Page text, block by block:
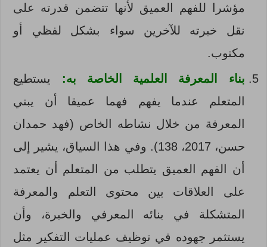
مؤشرا للفهم العميق لأنها تتضمن قدرته على
نقل خبرته للآخرين سواء بشكل لفظي أو
مكتوب.
بناء المعرفة العلمية الخاصة به:
يستطيع
المتعلم عندما يفهم فهما عميقا أن يبني
المعرفة من خلال نشاطه الخاص (فهد حمدان
حسن، 2017، 138). وفي هذا السياق، يشير إلى
أن الفهم العميق يتطلب من المتعلم أن يعتمد
على العلاقات بين محتوى التعلم والمعرفة
المتشكلة في بنائه المعرفي والخبرة، وأن
يستثمر جهوده في توظيف عمليات التفكير مثل